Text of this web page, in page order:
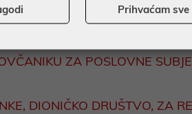
primjeni od 23. lipnja 2025.
DIONIČKO DRUŠTVO, ZA
ZA POSLOVNE
DIONIČKO DRUŠTVO, ZA
Prihvaćam sve